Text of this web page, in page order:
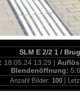
SLM E 2/2 1 /
18.05.24 13:29 |
Blendenöffnung:
Anzahl Bilder: 100|